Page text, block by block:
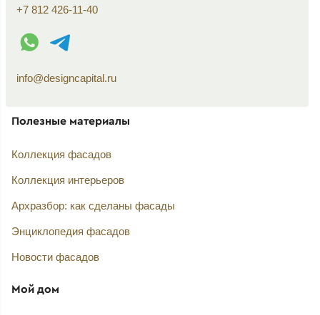
+7 812 426-11-40
WhatsApp контакт
Telegram контакт
info@designcapital.ru
Полезные материалы
Коллекция фасадов
Коллекция интерьеров
Архразбор: как сделаны фасады
Энциклопедия фасадов
Новости фасадов
Мой дом